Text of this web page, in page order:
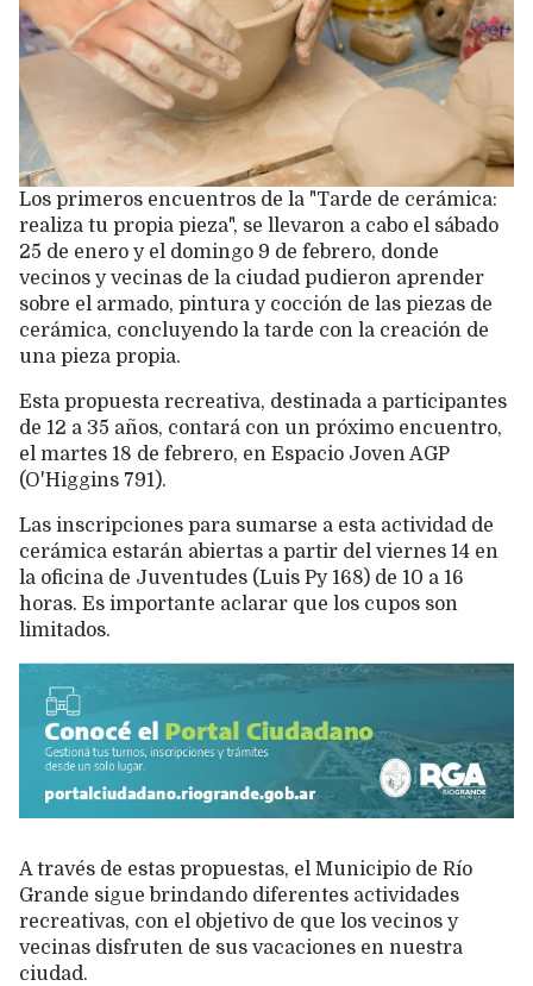
Los primeros encuentros de la "Tarde de cerámica:
realiza tu propia pieza", se llevaron a cabo el sábado
25 de enero y el domingo 9 de febrero, donde
vecinos y vecinas de la ciudad pudieron aprender
sobre el armado, pintura y cocción de las piezas de
cerámica, concluyendo la tarde con la creación de
una pieza propia.
Esta propuesta recreativa, destinada a participantes
de 12 a 35 años, contará con un próximo encuentro,
el martes 18 de febrero, en Espacio Joven AGP
(O'Higgins 791).
Las inscripciones para sumarse a esta actividad de
cerámica estarán abiertas a partir del viernes 14 en
la oficina de Juventudes (Luis Py 168) de 10 a 16
horas. Es importante aclarar que los cupos son
limitados.
A través de estas propuestas, el Municipio de Río
Grande sigue brindando diferentes actividades
recreativas, con el objetivo de que los vecinos y
vecinas disfruten de sus vacaciones en nuestra
ciudad.